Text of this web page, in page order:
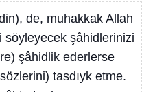
de, muhakkak Allah
söyleyecek şâhidlerinizi
şâhidlik ederlerse
tasdıyk etme.